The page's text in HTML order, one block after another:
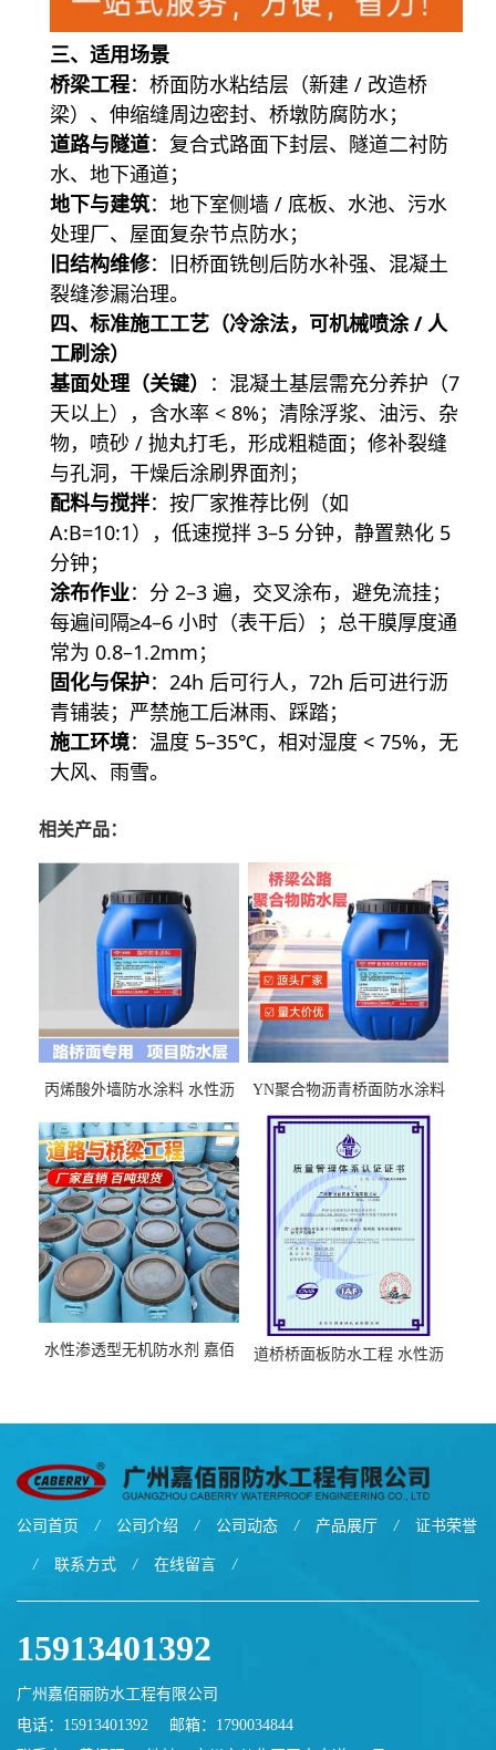
三、适用场景
桥梁工程：桥面防水粘结层（新建 / 改造桥
梁）、伸缩缝周边密封、桥墩防腐防水；
道路与隧道：复合式路面下封层、隧道二衬防
水、地下通道；
地下与建筑：地下室侧墙 / 底板、水池、污水
处理厂、屋面复杂节点防水；
旧结构维修：旧桥面铣刨后防水补强、混凝土
裂缝渗漏治理。
四、标准施工工艺（冷涂法，可机械喷涂 / 人
工刷涂）
基面处理（关键） ：混凝土基层需充分养护（7
天以上），含水率 < 8%；清除浮浆、油污、杂
物，喷砂 / 抛丸打毛，形成粗糙面；修补裂缝
与孔洞，干燥后涂刷界面剂；
配料与搅拌：按厂家推荐比例（如
A:B=10:1），低速搅拌 3–5 分钟，静置熟化 5
分钟；
涂布作业：分 2–3 遍，交叉涂布，避免流挂；
每遍间隔≥4–6 小时（表干后）；总干膜厚度通
常为 0.8–1.2mm；
固化与保护：24h 后可行人，72h 后可进行沥
青铺装；严禁施工后淋雨、踩踏；
施工环境：温度 5–35℃，相对湿度 < 75%，无
大风、雨雪。
相关产品：
丙烯酸外墙防水涂料 水性沥
厂家
YN聚合物沥青桥面防水涂料
厂家包运费
水性渗透型无机防水剂 嘉佰
道桥桥面板防水工程 水性沥
公司首页 / 公司介绍 / 公司动态 / 产品展厅 / 证书荣誉
/ 联系方式 / 在线留言 /
15913401392
广州嘉佰丽防水工程有限公司
电话：15913401392
邮箱： 1790034844